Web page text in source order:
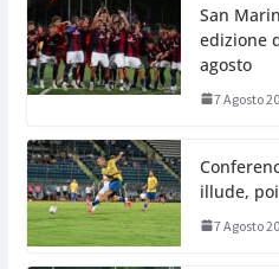
San
edizione
agosto
7 Agosto
illude,
7 Agosto